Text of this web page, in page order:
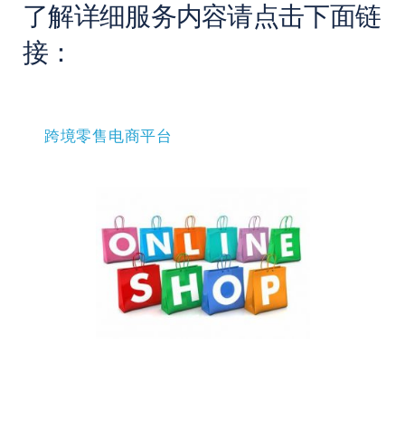
了解详细服务内容请点击下面链
接：
跨境零售电商平台